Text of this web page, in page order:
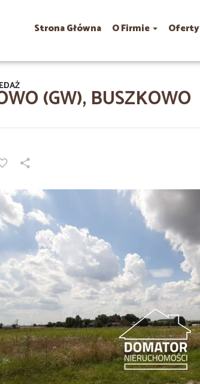
Strona Główna O Firmie Oferty
(GW), BUSZKOWO